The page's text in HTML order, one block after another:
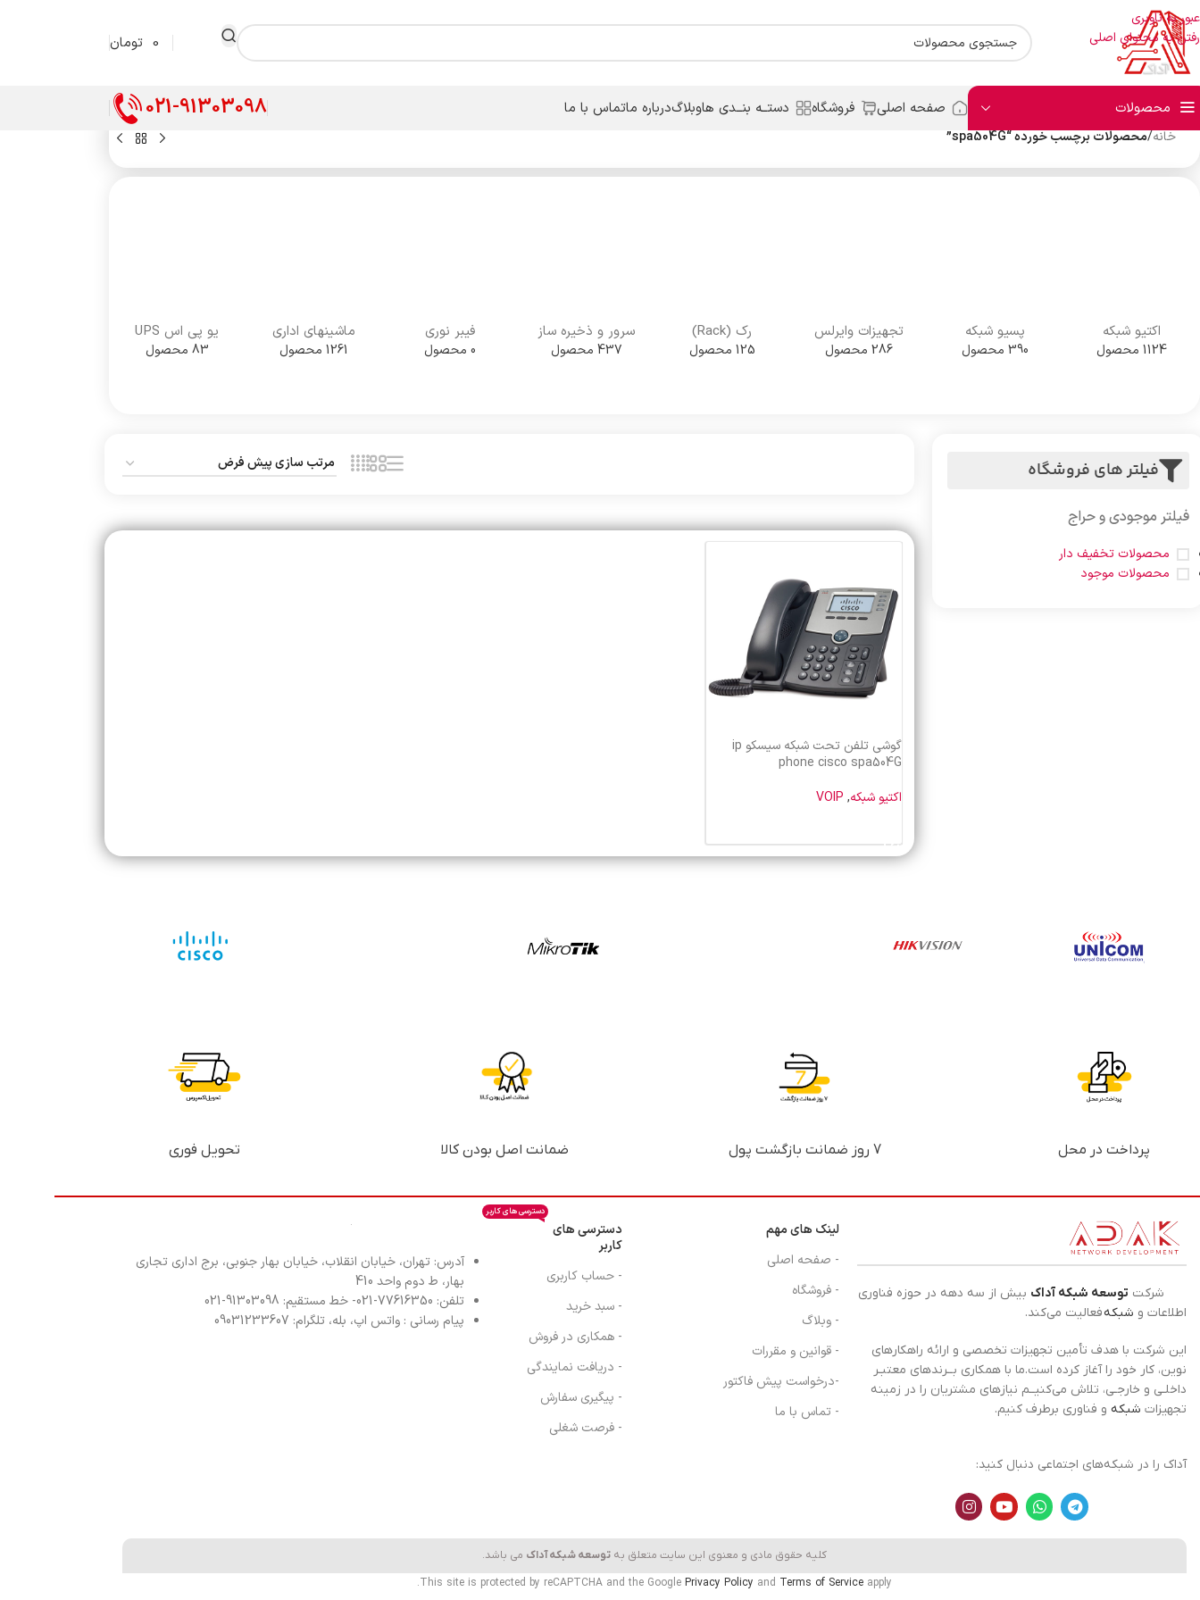
عبور به ناوبری
رفتن به محتوای اصلی
0 تومان
محصولات صفحه اصلی فروشگاه دستــه بنــدی هاوبلاگدرباره ماتماس با ما 021-91303098
خانه/محصولات برچسب خورده “spa504G”
اکتیو شبکه
1124 محصول
پسیو شبکه
390 محصول
تجهیزات وایرلس
286 محصول
رک (Rack)
125 محصول
سرور و ذخیره ساز
437 محصول
فیبر نوری
0 محصول
ماشینهای اداری
1261 محصول
یو پی اس UPS
83 محصول
فیلتر های فروشگاه
فیلتر موجودی و حراج
محصولات تخفیف دار
محصولات موجود
گوشی تلفن تحت شبکه سیسکو ip
phone cisco spa504G
اکتیو شبکه,
VOIP
پرداخت در محل 7 روز ضمانت بازگشت پول ضمانت اصل بودن کالا تحویل فوری
شرکت توسعه شبکه آداک بیش از سه دهه در حوزه فناوری
اطلاعات و شبکهفعالیت می‌کند.
این شرکت با هدف تأمین تجهیزات تخصصی و ارائه راهکارهای
نوین، کار خود را آغاز کرده است.ما با همکاری بــرندهای معتبـر
داخلـی و خارجـی، تلاش می‌کنیــم نیازهای مشتریان را در زمینه
تجهیزات شبکه و فناوری برطرف کنیم.
آداک را در شبکه‌های اجتماعی دنبال کنید:
لینک های مهم
- صفحه اصلی
- فروشگاه
- وبلاگ
- قوانین و مقررات
-درخواست پیش فاکتور
- تماس با ما
دسترسی های
کاربر
دسترسی های کاربر
- حساب کاربری
- سبد خرید
- همکاری در فروش
- دریافت نمایندگی
- پیگیری سفارش
- فرصت شغلی
آدرس: تهران، خیابان انقلاب، خیابان بهار جنوبی، برج اداری تجاری
بهار، ط دوم واحد 410
تلفن: 77616350-021- خط مستقیم: 91303098-021
پیام رسانی : واتس اپ، بله، تلگرام: 09031233607
کلیه حقوق مادی و معنوی این سایت متعلق به توسعه شبکه آداک می باشد.
This site is protected by reCAPTCHA and the Google Privacy Policy and Terms of Service apply.